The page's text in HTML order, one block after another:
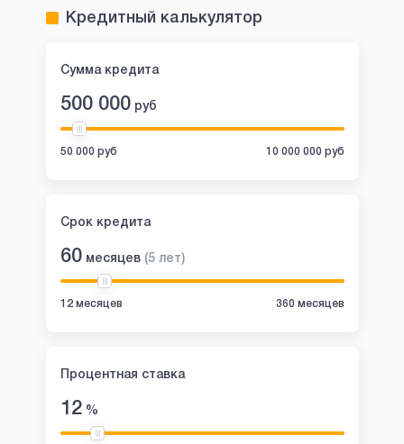
Кредитный калькулятор
Сумма кредита
500 000 руб
50 000 руб 10 000 000 руб
Срок кредита
60 месяцев (5 лет)
12 месяцев 360 месяцев
Процентная ставка
12%